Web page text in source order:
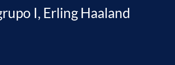
I, Erling Haaland